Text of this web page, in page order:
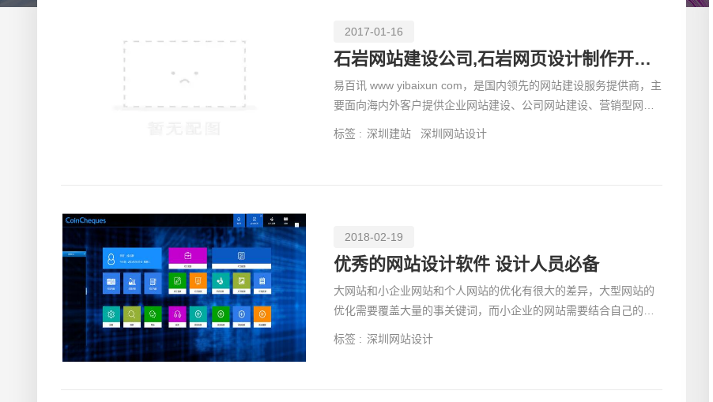
2017-01-16
石岩网站建设公司,石岩网页设计制作开发网络公司
易百讯 www yibaixun com，是国内领先的网站建设服务提供商，主
要面向海内外客户提供企业网站建设、公司网站建设、营销型网站
标签 : 深圳建站 深圳网站设计
2018-02-19
优秀的网站设计软件 设计人员必备
大网站和小企业网站和个人网站的优化有很大的差异，大型网站的
优化需要覆盖大量的事关键词，而小企业的网站需要结合自己的公
标签 : 深圳网站设计